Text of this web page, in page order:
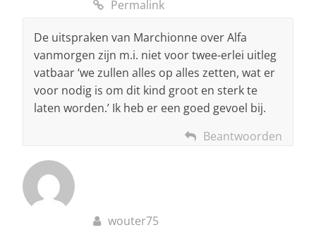
Permalink
De uitspraken van Marchionne over Alfa
vanmorgen zijn m.i. niet voor twee-erlei uitleg
vatbaar ‘we zullen alles op alles zetten, wat er
voor nodig is om dit kind groot en sterk te
laten worden.’ Ik heb er een goed gevoel bij.
Beantwoorden
wouter75